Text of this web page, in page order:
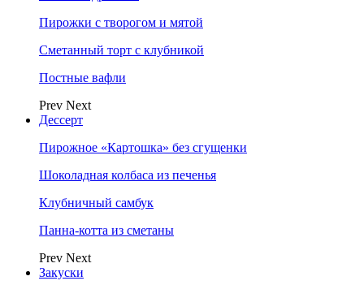
Пирожки с творогом и мятой
Сметанный торт с клубникой
Постные вафли
Prev Next
Дессерт
Пирожное «Картошка» без сгущенки
Шоколадная колбаса из печенья
Клубничный самбук
Панна-котта из сметаны
Prev Next
Закуски